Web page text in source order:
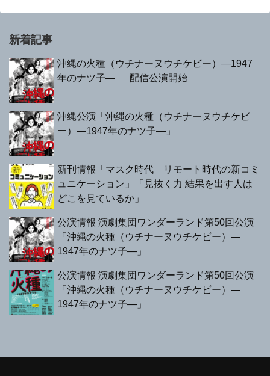
新着記事
沖縄の火種（ウチナーヌウチケビー）—1947
年のナツ子— 配信公演開始
沖縄公演「沖縄の火種（ウチナーヌウチケビ
ー）—1947年のナツ子—」
新刊情報「マスク時代 リモート時代の新コミ
ュニケーション」「見抜く力 結果を出す人は
どこを見ているか」
公演情報 演劇集団ワンダーランド第50回公演
「沖縄の火種（ウチナーヌウチケビー）—
1947年のナツ子—」
公演情報 演劇集団ワンダーランド第50回公演
「沖縄の火種（ウチナーヌウチケビー）—
1947年のナツ子—」